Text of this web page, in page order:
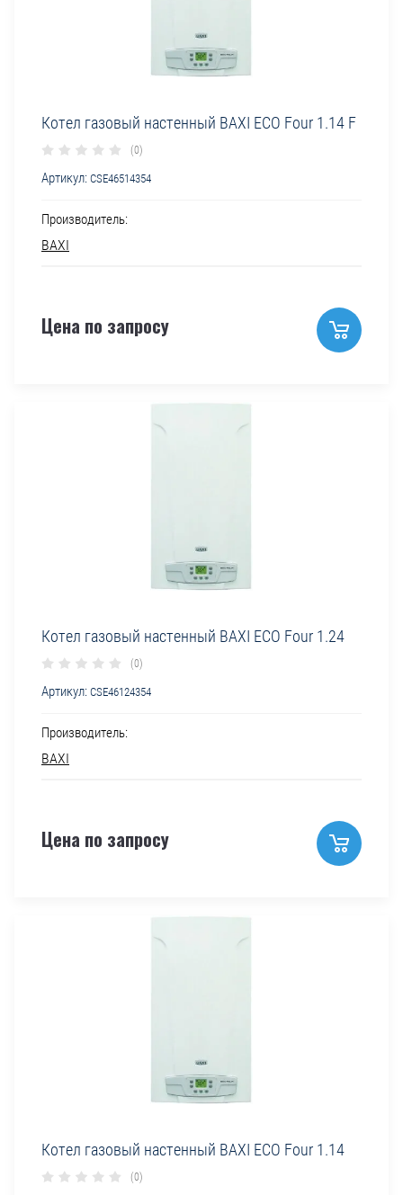
Котел газовый настенный BAXI ECO Four 1.14 F
(0)
Артикул: CSE46514354
Производитель:
BAXI
Цена по запросу
Котел газовый настенный BAXI ECO Four 1.24
(0)
Артикул: CSE46124354
Производитель:
BAXI
Цена по запросу
Котел газовый настенный BAXI ECO Four 1.14
(0)